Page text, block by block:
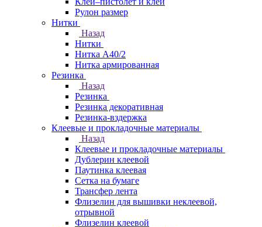
Рулон размер
Нитки
Назад
Нитки
Нитка А40/2
Нитка армированная
Резинка
Назад
Резинка
Резинка декоративная
Резинка-вздержка
Клеевые и прокладочные материалы
Назад
Клеевые и прокладочные материалы
Дублерин клеевой
Паутинка клеевая
Сетка на бумаге
Трансфер лента
Флизелин для вышивки неклеевой,
отрывной
Флизелин клеевой